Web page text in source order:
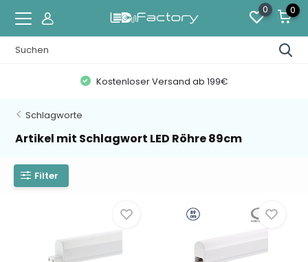
0 0
Kostenloser Versand ab 199€
Schlagworte
Artikel mit Schlagwort LED Röhre 89cm
Filter